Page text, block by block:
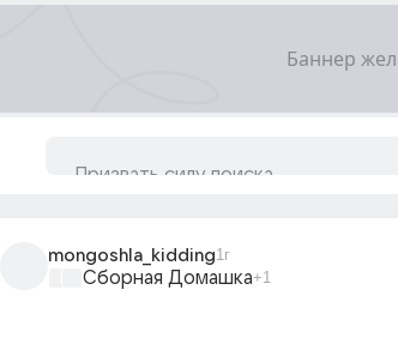
mongoshla_kidding1г
Сборная Домашка+1